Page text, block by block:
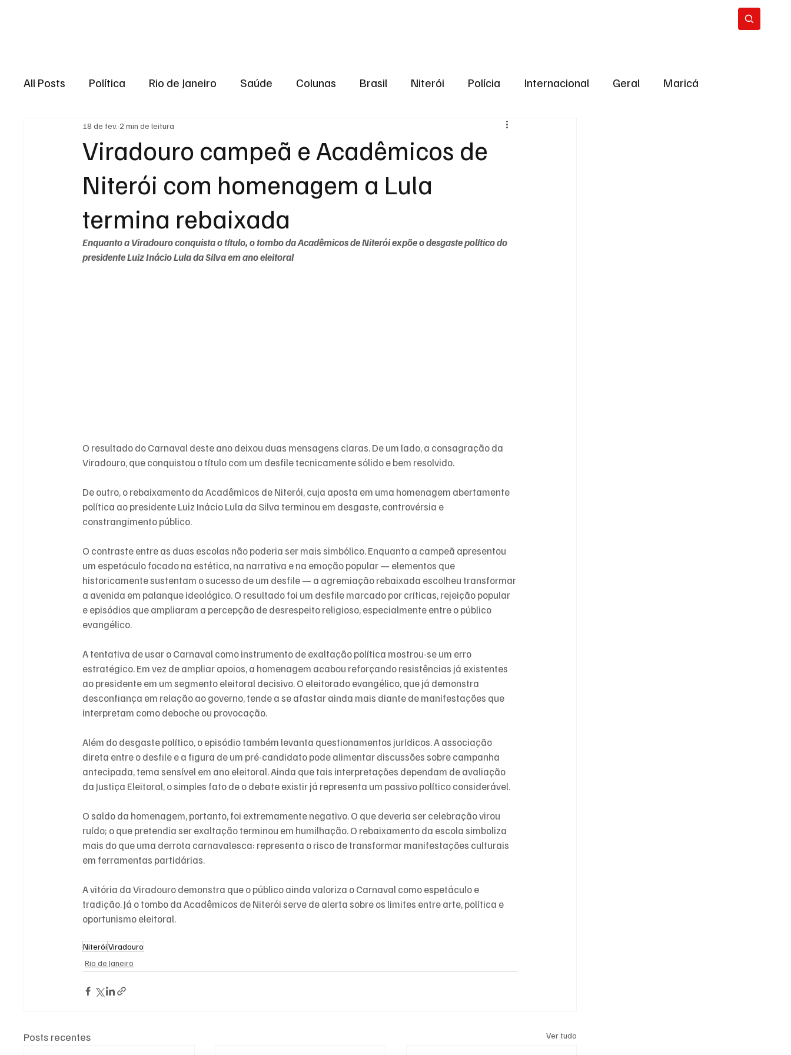
All Posts Política Rio de Janeiro Saúde Colunas Brasil Niterói Polícia Internacional Geral Maricá
Região dos lagos Baixada Fluminense Região Metropolitana
Esporte Niterói Zona Oeste Região serrana Economia Zona Norte
Entretenimento Serviço Eleições 2024
Viradouro campeã e Acadêmicos de
Niterói com homenagem a Lula
termina rebaixada
18 de fev. 2 min de leitura
Enquanto a Viradouro conquista o título, o tombo da Acadêmicos de Niterói expõe o desgaste político do
presidente Luiz Inácio Lula da Silva em ano eleitoral
O resultado do Carnaval deste ano deixou duas mensagens claras. De um lado, a consagração da
Viradouro, que conquistou o título com um desfile tecnicamente sólido e bem resolvido.
De outro, o rebaixamento da Acadêmicos de Niterói, cuja aposta em uma homenagem abertamente
política ao presidente Luiz Inácio Lula da Silva terminou em desgaste, controvérsia e
constrangimento público.
O contraste entre as duas escolas não poderia ser mais simbólico. Enquanto a campeã apresentou
um espetáculo focado na estética, na narrativa e na emoção popular — elementos que
historicamente sustentam o sucesso de um desfile — a agremiação rebaixada escolheu transformar
a avenida em palanque ideológico. O resultado foi um desfile marcado por críticas, rejeição popular
e episódios que ampliaram a percepção de desrespeito religioso, especialmente entre o público
evangélico.
A tentativa de usar o Carnaval como instrumento de exaltação política mostrou-se um erro
estratégico. Em vez de ampliar apoios, a homenagem acabou reforçando resistências já existentes
ao presidente em um segmento eleitoral decisivo. O eleitorado evangélico, que já demonstra
desconfiança em relação ao governo, tende a se afastar ainda mais diante de manifestações que
interpretam como deboche ou provocação.
Além do desgaste político, o episódio também levanta questionamentos jurídicos. A associação
direta entre o desfile e a figura de um pré-candidato pode alimentar discussões sobre campanha
antecipada, tema sensível em ano eleitoral. Ainda que tais interpretações dependam de avaliação
da Justiça Eleitoral, o simples fato de o debate existir já representa um passivo político considerável.
O saldo da homenagem, portanto, foi extremamente negativo. O que deveria ser celebração virou
ruído; o que pretendia ser exaltação terminou em humilhação. O rebaixamento da escola simboliza
mais do que uma derrota carnavalesca: representa o risco de transformar manifestações culturais
em ferramentas partidárias.
A vitória da Viradouro demonstra que o público ainda valoriza o Carnaval como espetáculo e
tradição. Já o tombo da Acadêmicos de Niterói serve de alerta sobre os limites entre arte, política e
oportunismo eleitoral.
NiteróiViradouro
Rio de Janeiro
Posts recentes Ver tudo